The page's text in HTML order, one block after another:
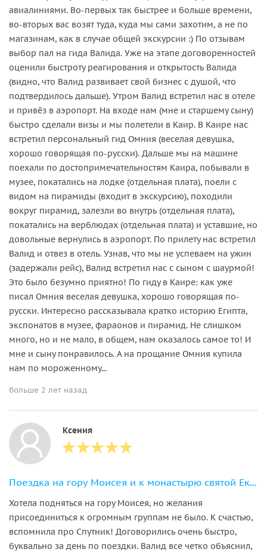
авиалиниями. Во-первых так быстрее и больше времени,
во-вторых вас возят туда, куда мы сами захотим, а не по
магазинам, как в случае общей экскурсии :) По отзывам
выбор пал на гида Валида. Уже на этапе договоренностей
оценили быстроту реагирования и открытость Валида
(видно, что Валид развивает свой бизнес с душой, что
подтвердилось дальше). Утром Валид встретил нас в отеле
и привёз в аэропорт. На входе нам (мне и старшему сыну)
быстро сделали визы и мы полетели в Каир. В Каире нас
встретил персональный гид Омния (веселая девушка,
хорошо говорящая по-русски). Дальше мы на машине
поехали по достопримечательностям Каира, побывали в
музее, покатались на лодке (отдельная плата), поели с
видом на пирамиды (входит в экскурсию), походили
вокруг пирамид, залезли во внутрь (отдельная плата),
покатались на верблюдах (отдельная плата) и уставшие, но
довольные вернулись в аэропорт. По прилету нас встретил
Валид и отвез в отель. Узнав, что мы не успеваем на ужин
(задержали рейс), Валид встретил нас с сыном с шаурмой!
Это было безумно приятно! По гиду в Каире: как уже
писал Омния веселая девушка, хорошо говорящая по-
русски. Интересно рассказывала кратко историю Египта,
экспонатов в музее, фараонов и пирамид. Не слишком
много, но и не мало, в общем, нам оказалось самое то! И
мне и сыну понравилось. А на прощание Омния купила
нам по мороженному...
больше 2 лет назад
Ксения
Поездка на гору Моисея и к монастырю святой Екатерины
Хотела подняться на гору Моисея, но желания
присоединиться к огромным группам не было. К счастью,
вспомнила про Спутник! Договорились очень быстро,
буквально за день по поездки. Валид все четко объяснил,